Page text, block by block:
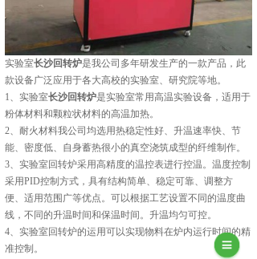
实验室长沙回转炉是我公司多年研发生产的一款产品，此
款设备广泛应用于各大高校的实验室、研究院等地。
1、实验室长沙回转炉是实验室常用高温实验设备，适用于
粉体材料和颗粒状材料的高温加热。
2、耐火材料我公司均选用热稳定性好、升温速率快、节
能、密度低、自身蓄热很小的真空浇筑成型的纤维制作。
3、实验室回转炉采用高精度的温控表进行控温。温度控制
采用PID控制方式，具有结构简单、稳定可靠、调整方
便、适用范围广等优点。可以根据工艺设置不同的温度曲
线，不同的升温时间和保温时间。升温均匀可控。
4、实验室回转炉的运用可以实现物料在炉内运行时间的精
准控制。